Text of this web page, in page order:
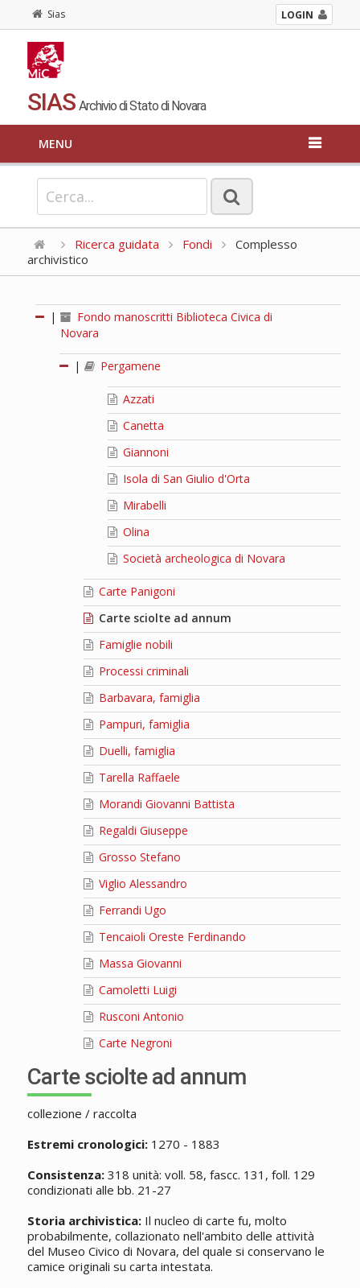
Sias LOGIN
SIAS Archivio di Stato di Novara
MENU
Ricerca guidata Fondi
Complesso
archivistico
|
Fondo manoscritti Biblioteca Civica di
Novara
| Pergamene
Azzati
Canetta
Giannoni
Isola di San Giulio d'Orta
Mirabelli
Olina
Società archeologica di Novara
Carte Panigoni
Carte sciolte ad annum
Famiglie nobili
Processi criminali
Barbavara, famiglia
Pampuri, famiglia
Duelli, famiglia
Tarella Raffaele
Morandi Giovanni Battista
Regaldi Giuseppe
Grosso Stefano
Viglio Alessandro
Ferrandi Ugo
Tencaioli Oreste Ferdinando
Massa Giovanni
Camoletti Luigi
Rusconi Antonio
Carte Negroni
Carte sciolte ad annum
collezione / raccolta
Estremi cronologici:1270 - 1883
Consistenza:318 unità: voll. 58, fascc. 131, foll. 129
condizionati alle bb. 21-27
Storia archivistica:Il nucleo di carte fu, molto
probabilmente, collazionato nell'ambito delle attività
del Museo Civico di Novara, del quale si conservano le
camice originali su carta intestata.